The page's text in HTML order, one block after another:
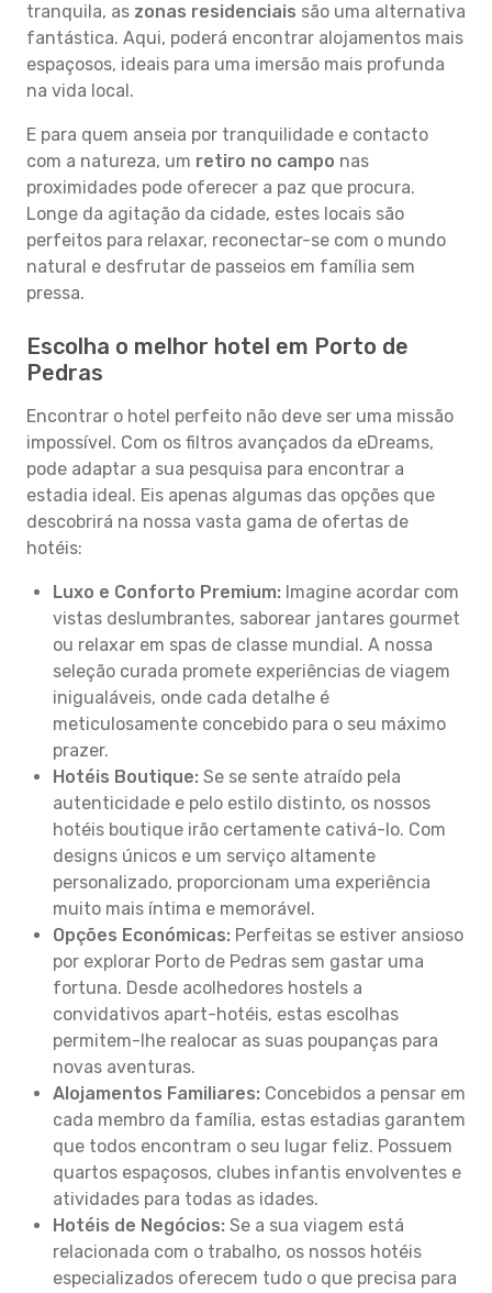
tranquila, as zonas residenciais são uma alternativa
fantástica. Aqui, poderá encontrar alojamentos mais
espaçosos, ideais para uma imersão mais profunda
na vida local.
E para quem anseia por tranquilidade e contacto
com a natureza, um retiro no campo nas
proximidades pode oferecer a paz que procura.
Longe da agitação da cidade, estes locais são
perfeitos para relaxar, reconectar-se com o mundo
natural e desfrutar de passeios em família sem
pressa.
Escolha o melhor hotel em Porto de
Pedras
Encontrar o hotel perfeito não deve ser uma missão
impossível. Com os filtros avançados da eDreams,
pode adaptar a sua pesquisa para encontrar a
estadia ideal. Eis apenas algumas das opções que
descobrirá na nossa vasta gama de ofertas de
hotéis:
Luxo e Conforto Premium: Imagine acordar com
vistas deslumbrantes, saborear jantares gourmet
ou relaxar em spas de classe mundial. A nossa
seleção curada promete experiências de viagem
inigualáveis, onde cada detalhe é
meticulosamente concebido para o seu máximo
prazer.
Hotéis Boutique: Se se sente atraído pela
autenticidade e pelo estilo distinto, os nossos
hotéis boutique irão certamente cativá-lo. Com
designs únicos e um serviço altamente
personalizado, proporcionam uma experiência
muito mais íntima e memorável.
Opções Económicas: Perfeitas se estiver ansioso
por explorar Porto de Pedras sem gastar uma
fortuna. Desde acolhedores hostels a
convidativos apart-hotéis, estas escolhas
permitem-lhe realocar as suas poupanças para
novas aventuras.
Alojamentos Familiares: Concebidos a pensar em
cada membro da família, estas estadias garantem
que todos encontram o seu lugar feliz. Possuem
quartos espaçosos, clubes infantis envolventes e
atividades para todas as idades.
Hotéis de Negócios: Se a sua viagem está
relacionada com o trabalho, os nossos hotéis
especializados oferecem tudo o que precisa para